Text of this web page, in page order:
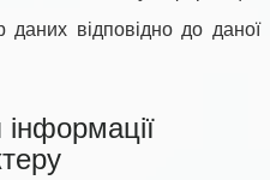
відповідно до даної